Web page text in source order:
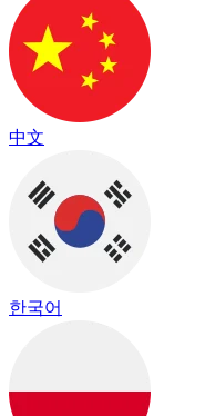
中文
한국어